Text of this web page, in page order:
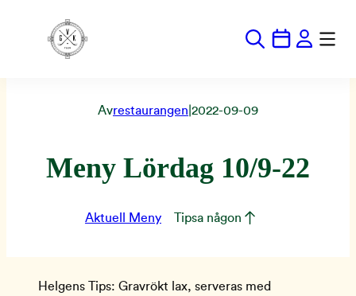
till
Avrestaurangen 2022-09-09
Meny Lördag 10/9-22
Aktuell Meny Tipsa någon
Helgens Tips: Gravrökt lax, serveras med